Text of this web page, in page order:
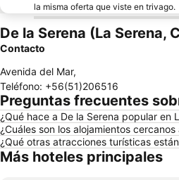
la misma oferta que viste en trivago.
De la Serena (La Serena,
Contacto
Avenida del Mar,
Teléfono: +56(51)206516
Preguntas frecuentes
¿Qué hace a De la Serena popular en
¿Cuáles son los alojamientos cercanos
¿Qué otras atracciones turísticas
Más hoteles principales